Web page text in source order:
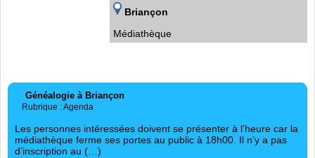
Briançon
Médiathèque
Généalogie à Briançon
Rubrique : Agenda
Les personnes intéressées doivent se présenter à l’heure car la
médiathèque ferme ses portes au public à 18h00. Il n’y a pas
d’inscription au (…)